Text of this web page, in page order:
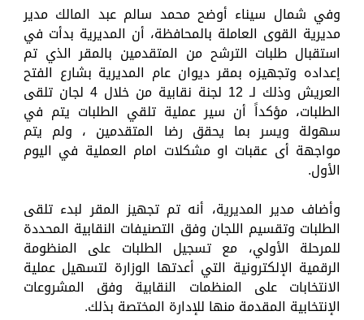
وفي شمال سيناء أوضح محمد سالم عبد المالك مدير
مديرية القوى العاملة بالمحافظة، أن المديرية بدأت في
استقبال طلبات الترشح من المتقدمين بالمقر الذي تم
إعداده وتجهيزه بمقر ديوان عام المديرية بشارع الفتح
العريش وذلك لـ 12 لجنة نقابية من خلال 4 لجان تلقى
الطلبات، مؤكداً أن سير عملية تلقي الطلبات يتم في
سهولة ويسر بما يحقق رضا المتقدمين ، ولم يتم
مواجهة أى عقبات او مشكلات امام العملية في اليوم
الأول.
وأضاف مدير المديرية، أنه تم تجهيز المقر لبدء تلقى
الطلبات وتقسيم اللجان وفق التصنيفات النقابية المحددة
للمرحلة الأولي، مع تسجيل الطلبات على المنظومة
الرقمية الإلكترونية التي أعدتها الوزارة لتسهيل عملية
الانتخابات على المنظمات النقابية وفق المشروعات
الإنتخابية المقدمة منها للإدارة المختصة بذلك.